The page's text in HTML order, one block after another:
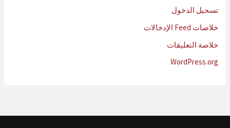
تسجيل الدخول
خلاصات Feed الإدخالات
خلاصة التعليقات
WordPress.org